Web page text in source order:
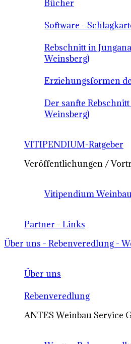
Bücher
Software -
Rebschnitt in
Weinsberg)
Erziehungsformen
Der sanfte
Weinsberg)
VITIPENDIUM-Ratgeber
Veröffentlichungen /
Vitipendium
Partner - Links
Über uns - Rebenveredlung -
Über uns
Rebenveredlung
ANTES Weinbau Service